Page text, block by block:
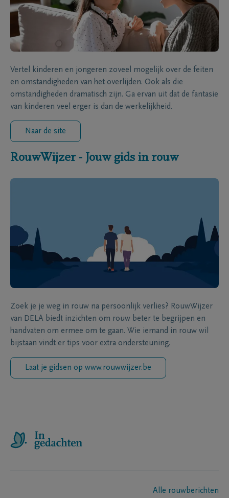
Vertel kinderen en jongeren zoveel mogelijk over de feiten
en omstandigheden van het overlijden. Ook als die
omstandigheden dramatisch zijn. Ga ervan uit dat de fantasie
van kinderen veel erger is dan de werkelijkheid.
Naar de site
RouwWijzer - Jouw gids in rouw
Zoek je je weg in rouw na persoonlijk verlies? RouwWijzer
van DELA biedt inzichten om rouw beter te begrijpen en
handvaten om ermee om te gaan. Wie iemand in rouw wil
bijstaan vindt er tips voor extra ondersteuning.
Laat je gidsen op www.rouwwijzer.be
Alle rouwberichten